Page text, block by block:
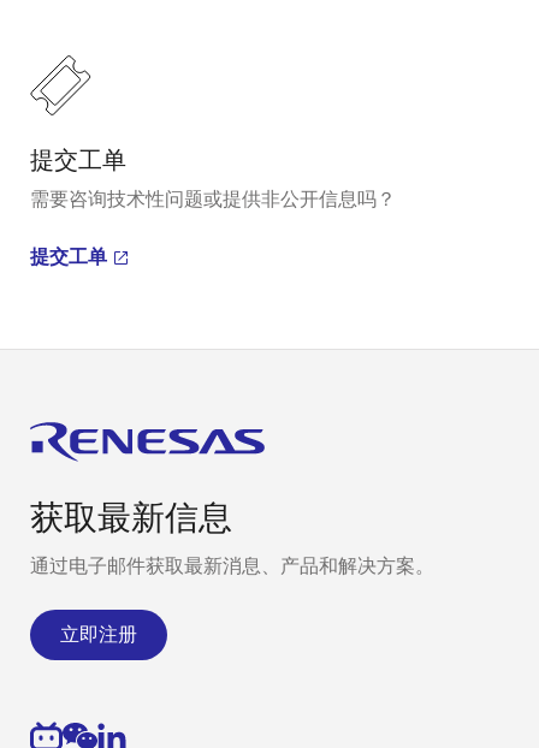
提交工单
需要咨询技术性问题或提供非公开信息吗？
提交工单
获取最新信息
通过电子邮件获取最新消息、产品和解决方案。
立即注册